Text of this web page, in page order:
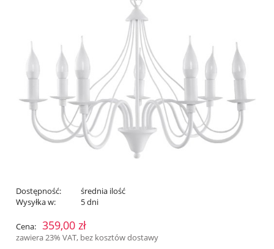
Dostępność:
średnia ilość
Wysyłka w:
5 dni
Cena: 359,00 zł
zawiera 23% VAT, bez kosztów dostawy